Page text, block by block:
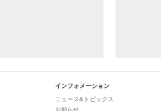
インフォメーション
ニュース&トピックス
お知らせ